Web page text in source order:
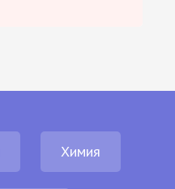
Химия